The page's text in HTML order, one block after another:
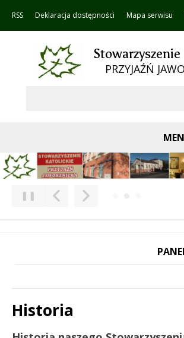
RSS Deklaracja dostępności Mapa serwisu
PRZYJAŹŃ
Poprzedni Element
Następny Element
❚❚
Historia